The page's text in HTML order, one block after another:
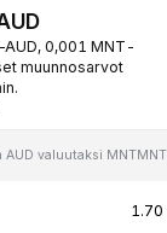
0,001 MNT-
muunnosarvot
AUD valuutaksi MNT
1.70